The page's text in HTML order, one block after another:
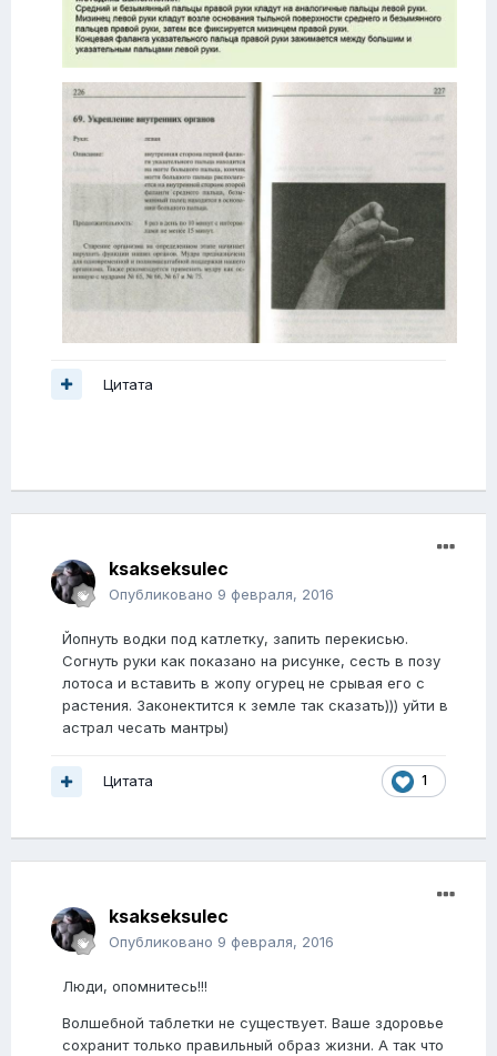
Цитата
ksakseksulec
Опубликовано 9 февраля, 2016
Йопнуть водки под катлетку, запить перекисью.
Согнуть руки как показано на рисунке, сесть в позу
лотоса и вставить в жопу огурец не срывая его с
растения. Законектится к земле так сказать))) уйти в
астрал чесать мантры)
1
Цитата
ksakseksulec
Опубликовано 9 февраля, 2016
Люди, опомнитесь!!!
Волшебной таблетки не существует. Ваше здоровье
сохранит только правильный образ жизни. А так что